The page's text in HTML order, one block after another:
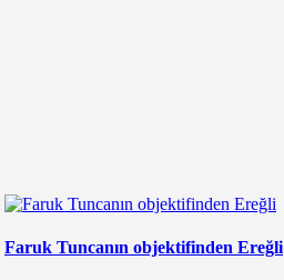
Faruk Tuncanın objektifinden Ereğli